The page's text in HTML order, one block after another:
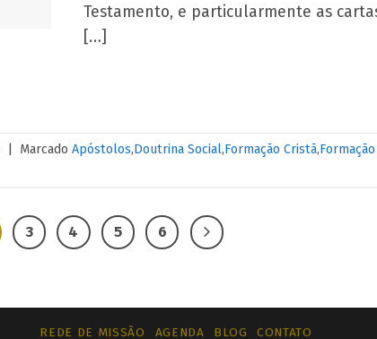
Testamento, e particularmente as
[…]
Marcado Apóstolos,Doutrina Social,Formação Cristã,Formação
3 4 5 6
REDE DE MISSÃO AGENDA BLOG CONTATO